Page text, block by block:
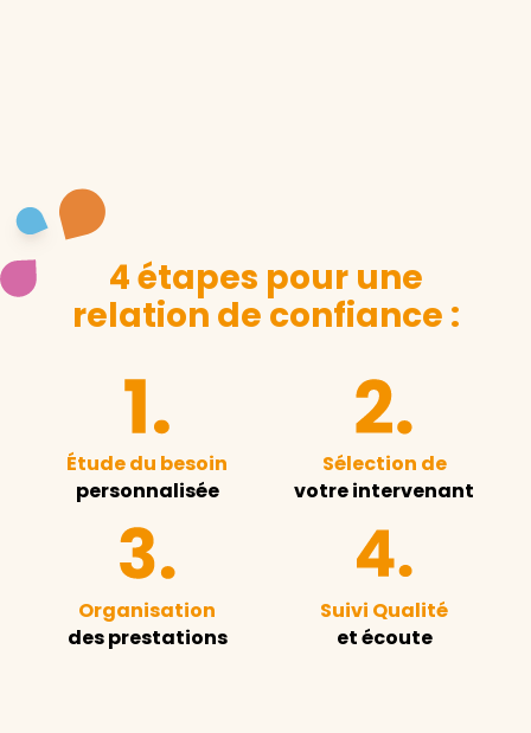
4 étapes pour une
relation de confiance :
Étude du besoin
personnalisée
Sélection de
votre intervenant
Organisation
des prestations
Suivi Qualité
et écoute